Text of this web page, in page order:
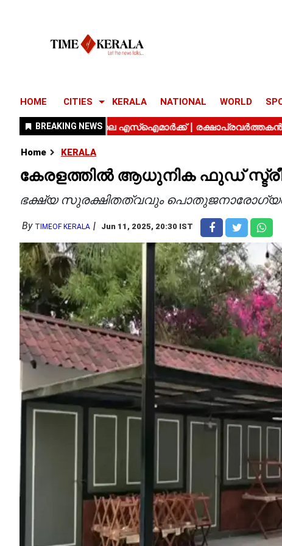
HOME CITIES KERALA NATIONAL WORLD
Home KERALA
കേരളത്തില്‍ ആധുനിക ഫുഡ്
ഭക്ഷ്യ സുരക്ഷിതത്വവും
By TIMEOF KERALA Jun 11, 2025, 20:30 IST